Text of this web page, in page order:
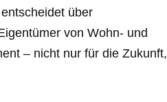
über
von Wohn- und
– nicht nur für die Zukunft,